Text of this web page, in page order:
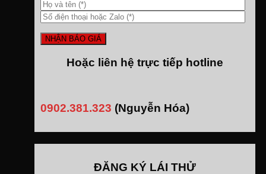
Hoặc liên hệ trực tiếp hotline
0902.381.323 (Nguyễn Hóa)
ĐĂNG KÝ LÁI THỬ